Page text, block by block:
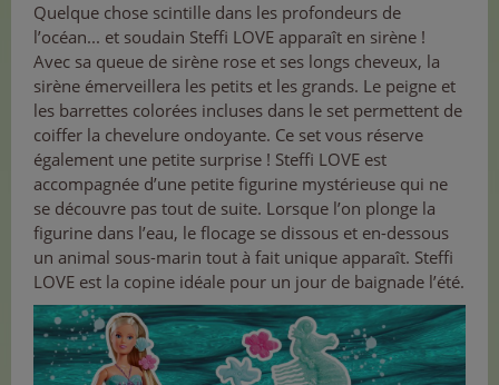
Quelque chose scintille dans les profondeurs de
l’océan... et soudain Steffi LOVE apparaît en sirène !
Avec sa queue de sirène rose et ses longs cheveux, la
sirène émerveillera les petits et les grands. Le peigne et
les barrettes colorées incluses dans le set permettent de
coiffer la chevelure ondoyante. Ce set vous réserve
également une petite surprise ! Steffi LOVE est
accompagnée d’une petite figurine mystérieuse qui ne
se découvre pas tout de suite. Lorsque l’on plonge la
figurine dans l’eau, le flocage se dissous et en-dessous
un animal sous-marin tout à fait unique apparaît. Steffi
LOVE est la copine idéale pour un jour de baignade l’été.